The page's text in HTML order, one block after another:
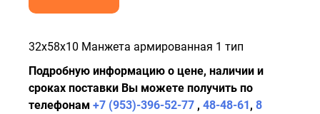
32x58x10 Манжета армированная 1 тип
Подробную информацию о цене, наличии и
сроках поставки Вы можете получить по
телефонам +7 (953)-396-52-77 , 48-48-61, 8